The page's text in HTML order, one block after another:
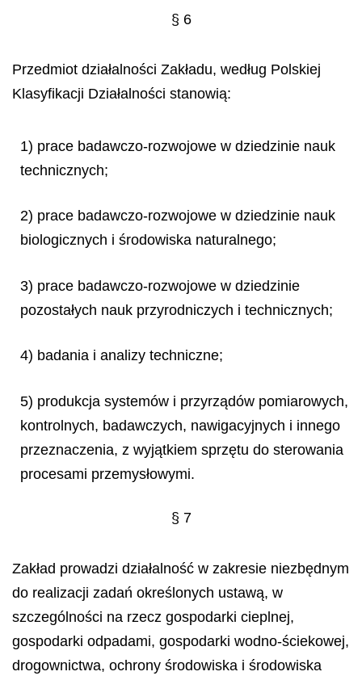
§ 6
Przedmiot działalności Zakładu, według Polskiej
Klasyfikacji Działalności stanowią:
1) prace badawczo-rozwojowe w dziedzinie nauk
technicznych;
2) prace badawczo-rozwojowe w dziedzinie nauk
biologicznych i środowiska naturalnego;
3) prace badawczo-rozwojowe w dziedzinie
pozostałych nauk przyrodniczych i technicznych;
4) badania i analizy techniczne;
5) produkcja systemów i przyrządów pomiarowych,
kontrolnych, badawczych, nawigacyjnych i innego
przeznaczenia, z wyjątkiem sprzętu do sterowania
procesami przemysłowymi.
§ 7
Zakład prowadzi działalność w zakresie niezbędnym
do realizacji zadań określonych ustawą, w
szczególności na rzecz gospodarki cieplnej,
gospodarki odpadami, gospodarki wodno-ściekowej,
drogownictwa, ochrony środowiska i środowiska